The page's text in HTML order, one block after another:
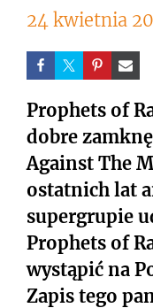
24 kwietnia
Prophets of
dobre
Against The
ostatnich lat
supergrupie
Prophets of
wystąpić na
Zapis tego